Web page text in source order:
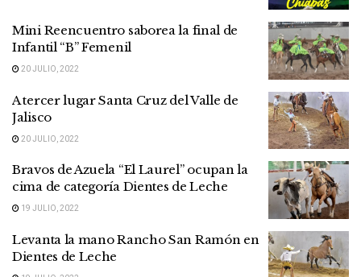
Mini Reencuentro saborea la final de
Infantil “B” Femenil
20 JULIO, 2022
A tercer lugar Santa Cruz del Valle de
Jalisco
20 JULIO, 2022
Bravos de Azuela “El Laurel” ocupan la
cima de categoría Dientes de Leche
19 JULIO, 2022
Levanta la mano Rancho San Ramón en
Dientes de Leche